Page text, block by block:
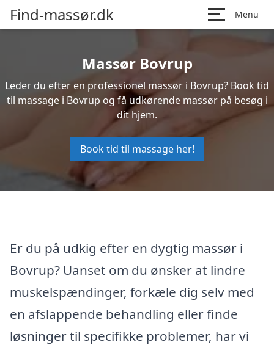
Find-massør.dk Menu
Massør Bovrup
Leder du efter en professionel massør i Bovrup? Book tid
til massage i Bovrup og få udkørende massør på besøg i
dit hjem.
Book tid til massage her!
Er du på udkig efter en dygtig massør i
Bovrup? Uanset om du ønsker at lindre
muskelspændinger, forkæle dig selv med
en afslappende behandling eller finde
løsninger til specifikke problemer, har vi